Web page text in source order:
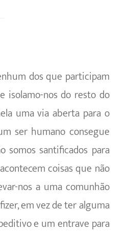
dos que participam
isolamo-nos do resto do
uma via aberta para o
ser humano consegue
somos santificados para
coisas que não
nos a uma comunhão
em vez de ter alguma
e um entrave para